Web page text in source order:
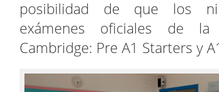
posibilidad de que los
exámenes oficiales de la
Cambridge: Pre A1 Starters y